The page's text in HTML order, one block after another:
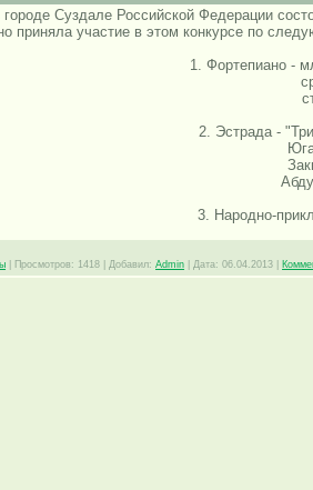
городе Суздале Российской Федерации
приняла участие в этом конкурсе по
- младшая
средняя группа
старшая группа
2. Эстрада -
Югай
Закирова
Абдуллаева
3. Народно-прикладное
Просмотров: 1418 Добавил: Admin Дата: 06.04.2013